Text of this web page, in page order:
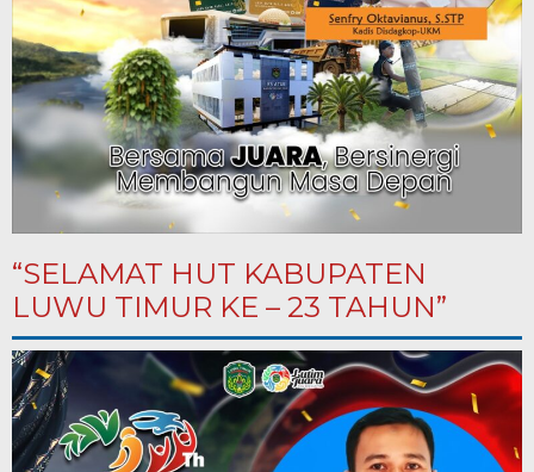
“SELAMAT HUT KABUPATEN
LUWU TIMUR KE – 23 TAHUN”